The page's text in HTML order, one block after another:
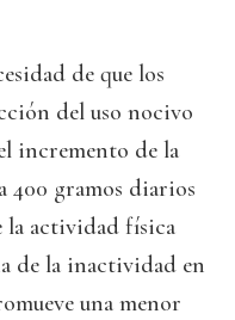
de que los
del uso nocivo
incremento de la
400 gramos diarios
la actividad física
de la inactividad en
una menor